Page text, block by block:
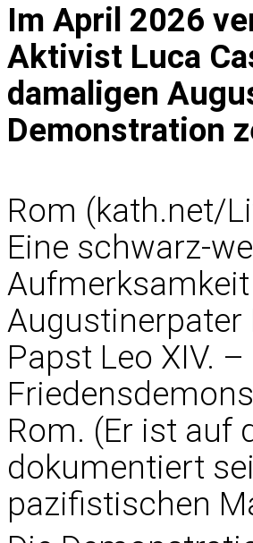
Im April 2026
Aktivist Luca
damaligen
Demonstration
Rom (kath.net/
Eine schwarz-
Augustinerpater
Papst Leo XIV.
Rom. (Er ist auf
dokumentiert
pazifistischen